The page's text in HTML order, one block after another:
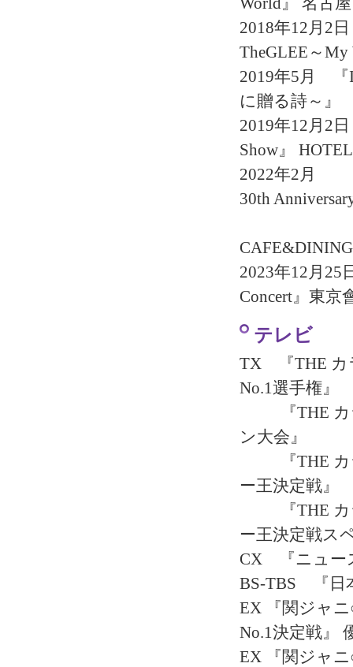
2018年12月2
TheGLEE～
2019年5月 『I
に贈る詩～』
2019年12月2
Show』
2022年2月
30th
2023年12月
Concert』東
テレビ
TX 『THE カ
No.1選手権』
『THE カ
ン大会』
『THE カ
ー王決定戦』
『THE カ
ー王決定戦ス
CX 『ニュー
BS-TBS 『日
EX 『関ジャ
No.1決定戦』
EX 『関ジャ